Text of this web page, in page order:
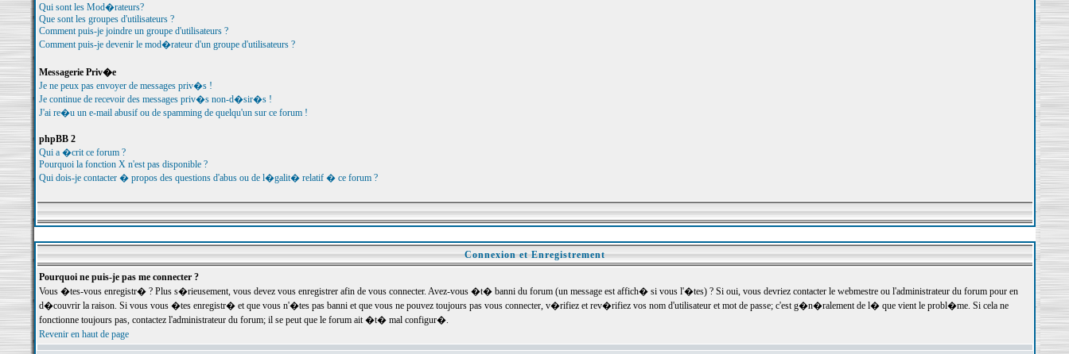
Qui sont les Mod�rateurs?
Que sont les groupes d'utilisateurs ?
Comment puis-je joindre un groupe d'utilisateurs ?
Comment puis-je devenir le mod�rateur d'un groupe d'utilisateurs ?
Messagerie Priv�e
Je ne peux pas envoyer de messages priv�s !
Je continue de recevoir des messages priv�s non-d�sir�s !
J'ai re�u un e-mail abusif ou de spamming de quelqu'un sur ce forum !
phpBB 2
Qui a �crit ce forum ?
Pourquoi la fonction X n'est pas disponible ?
Qui dois-je contacter � propos des questions d'abus ou de l�galit� relatif � ce forum ?
Connexion et Enregistrement
Pourquoi ne puis-je pas me connecter ?
Vous �tes-vous enregistr� ? Plus s�rieusement, vous devez vous enregistrer afin de vous connecter. Avez-vous �t� banni du forum (un message est affich� si vous l'�tes) ? Si oui, vous devriez contacter le webmestre ou l'administrateur du forum pour en
d�couvrir la raison. Si vous vous �tes enregistr� et que vous n'�tes pas banni et que vous ne pouvez toujours pas vous connecter, v�rifiez et rev�rifiez vos nom d'utilisateur et mot de passe; c'est g�n�ralement de l� que vient le probl�me. Si cela ne
fonctionne toujours pas, contactez l'administrateur du forum; il se peut que le forum ait �t� mal configur�.
Revenir en haut de page